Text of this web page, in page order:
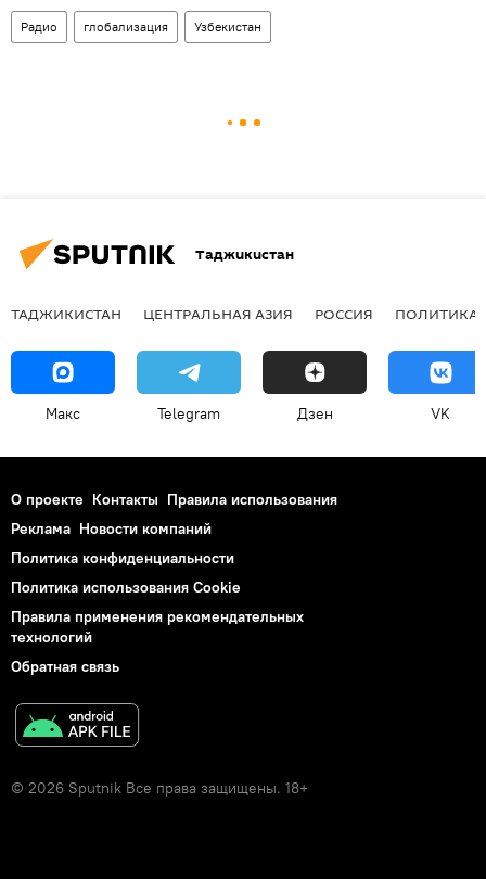
Радио глобализация Узбекистан
Таджикистан
ТАДЖИКИСТАН ЦЕНТРАЛЬНАЯ АЗИЯ РОССИЯ ПОЛИТИКА
Макс Telegram Дзен VK
О проекте Контакты Правила использования
Реклама Новости компаний
Политика конфиденциальности
Политика использования Cookie
Правила применения рекомендательных
технологий
Обратная связь
© 2026 Sputnik Все права защищены. 18+